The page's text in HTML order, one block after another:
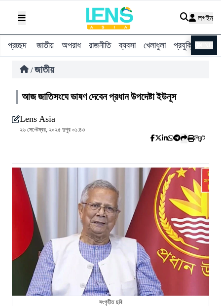
লগইন
প্রচ্ছদ জাতীয় অপরাধ রাজনীতি ব্যবসা খেলাধুলা প্রযুক্তি
/ জাতীয়
আজ জাতিসংঘে ভাষণ দেবেন প্রধান উপদেষ্টা ইউনূস
Lens Asia
২৬ সেপ্টেম্বর, ২০২৫ দুপুর ০১:৪৩
প্রিন্ট
সংগৃহীত ছবি